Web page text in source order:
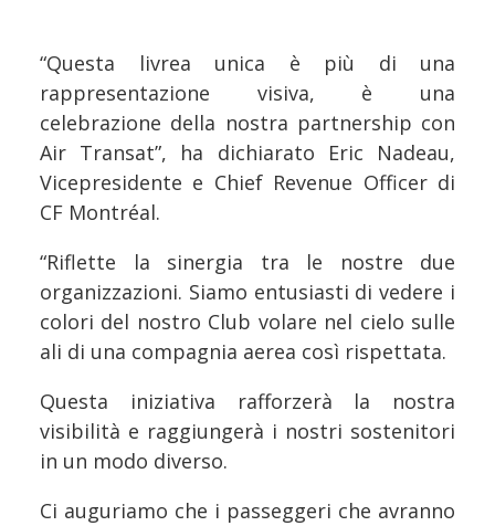
“Questa livrea unica è più di una
rappresentazione visiva, è una
celebrazione della nostra partnership con
Air Transat”, ha dichiarato Eric Nadeau,
Vicepresidente e Chief Revenue Officer di
CF Montréal.
“Riflette la sinergia tra le nostre due
organizzazioni. Siamo entusiasti di vedere i
colori del nostro Club volare nel cielo sulle
ali di una compagnia aerea così rispettata.
Questa iniziativa rafforzerà la nostra
visibilità e raggiungerà i nostri sostenitori
in un modo diverso.
Ci auguriamo che i passeggeri che avranno